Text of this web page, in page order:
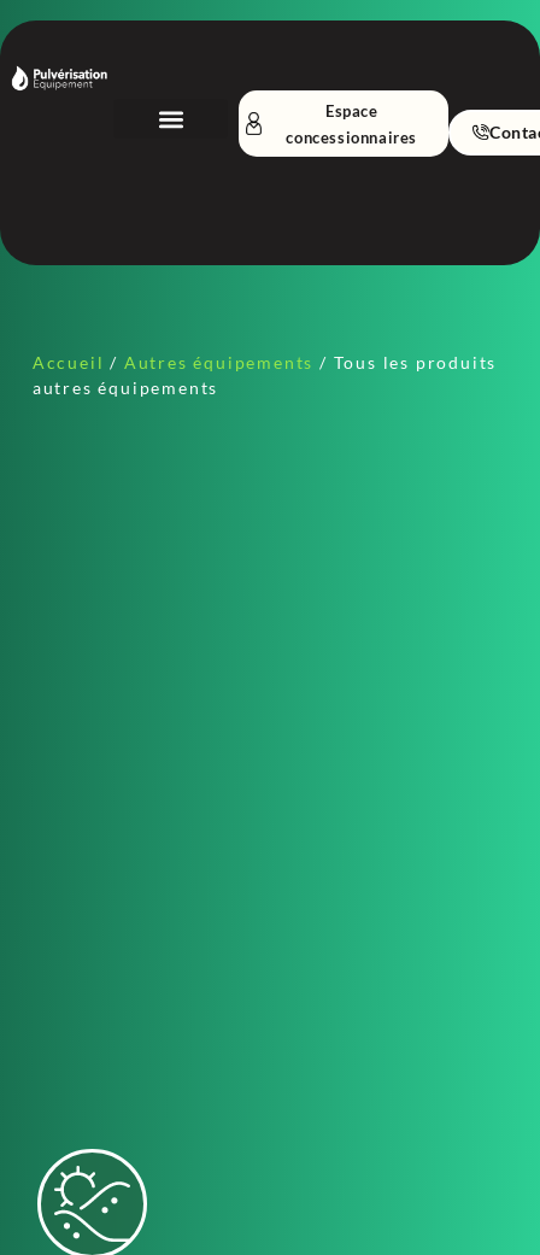
Espace
concessionnaires
Accueil / Autres équipements / Tous les produits
autres équipements